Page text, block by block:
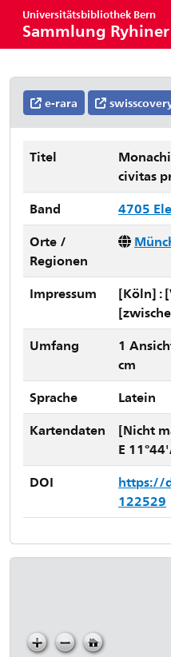
Universitätsbibliothek Bern
Sammlung Ryhiner
e-rara
Titel
civitas
Band
4705
Orte /
Regionen
Impressum
[Köln] :
Umfang
1
cm
Sprache
Latein
Kartendaten
[Nicht
E
DOI
https://
122529